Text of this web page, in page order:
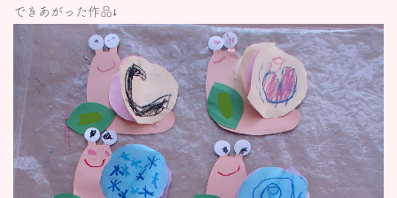
できあがった作品↓